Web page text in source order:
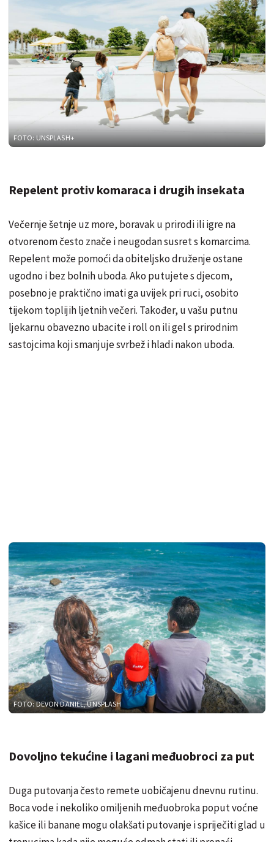
FOTO: UNSPLASH+
Repelent protiv komaraca i drugih insekata
Večernje šetnje uz more, boravak u prirodi ili igre na
otvorenom često znače i neugodan susret s komarcima.
Repelent može pomoći da obiteljsko druženje ostane
ugodno i bez bolnih uboda. Ako putujete s djecom,
posebno je praktično imati ga uvijek pri ruci, osobito
tijekom toplijih ljetnih večeri. Također, u vašu putnu
ljekarnu obavezno ubacite i roll on ili gel s prirodnim
sastojcima koji smanjuje svrbež i hladi nakon uboda.
FOTO: DEVON DANIEL, UNSPLASH
Dovoljno tekućine i lagani međuobroci za put
Duga putovanja često remete uobičajenu dnevnu rutinu.
Boca vode i nekoliko omiljenih međuobroka poput voćne
kašice ili banane mogu olakšati putovanje i spriječiti glad u